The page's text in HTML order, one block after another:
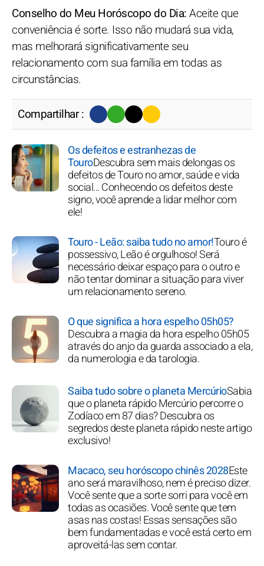
Conselho do Meu Horóscopo do Dia:Aceite que
conveniência é sorte. Isso não mudará sua vida,
mas melhorará significativamente seu
relacionamento com sua família em todas as
circunstâncias.
Compartilhar :
Os defeitos e estranhezas de
TouroDescubra sem mais delongas os
defeitos de Touro no amor, saúde e vida
social... Conhecendo os defeitos deste
signo, você aprende a lidar melhor com
ele!
Touro - Leão: saiba tudo no amor!Touro é
possessivo, Leão é orgulhoso! Será
necessário deixar espaço para o outro e
não tentar dominar a situação para viver
um relacionamento sereno.
O que significa a hora espelho 05h05?
Descubra a magia da hora espelho 05h05
através do anjo da guarda associado a ela,
da numerologia e da tarologia.
Saiba tudo sobre o planeta MercúrioSabia
que o planeta rápido Mercúrio percorre o
Zodíaco em 87 dias? Descubra os
segredos deste planeta rápido neste artigo
exclusivo!
Macaco, seu horóscopo chinês 2028Este
ano será maravilhoso, nem é preciso dizer.
Você sente que a sorte sorri para você em
todas as ocasiões. Você sente que tem
asas nas costas! Essas sensações são
bem fundamentadas e você está certo em
aproveitá-las sem contar.